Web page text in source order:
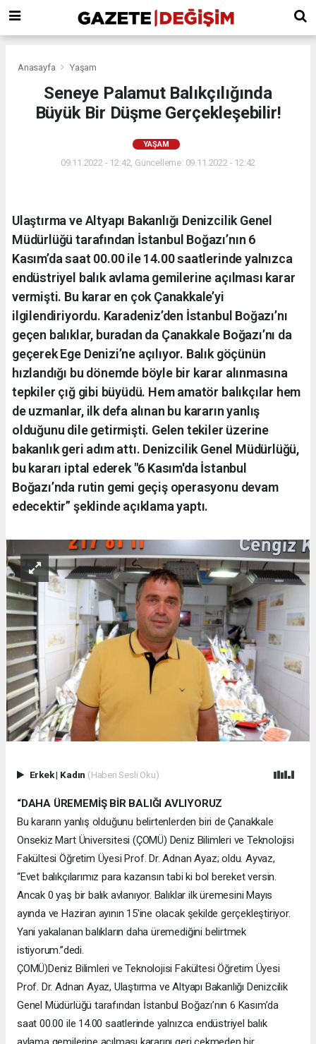
Anasayfa Yaşam
Seneye Palamut Balıkçılığında
Büyük Bir Düşme Gerçekleşebilir!
YAŞAM
09.11.2022 - 12:42, Güncelleme: 09.11.2022 - 12:42
Ulaştırma ve Altyapı Bakanlığı Denizcilik Genel
Müdürlüğü tarafından İstanbul Boğazı’nın 6
Kasım’da saat 00.00 ile 14.00 saatlerinde yalnızca
endüstriyel balık avlama gemilerine açılması karar
vermişti. Bu karar en çok Çanakkale’yi
ilgilendiriyordu. Karadeniz’den İstanbul Boğazı’nı
geçen balıklar, buradan da Çanakkale Boğazı’nı da
geçerek Ege Denizi’ne açılıyor. Balık göçünün
hızlandığı bu dönemde böyle bir karar alınmasına
tepkiler çığ gibi büyüdü. Hem amatör balıkçılar hem
de uzmanlar, ilk defa alınan bu kararın yanlış
olduğunu dile getirmişti. Gelen tekiler üzerine
bakanlık geri adım attı. Denizcilik Genel Müdürlüğü,
bu kararı iptal ederek "6 Kasım'da İstanbul
Boğazı’nda rutin gemi geçiş operasyonu devam
edecektir” şeklinde açıklama yaptı.
Erkek| Kadın (Haberi Sesli Oku)
“DAHA ÜREMEMİŞ BİR BALIĞI AVLIYORUZ
Bu kararın yanlış olduğunu belirtenlerden biri de Çanakkale
Onsekiz Mart Üniversitesi (ÇOMÜ) Deniz Bilimleri ve Teknolojisi
Fakültesi Öğretim Üyesi Prof. Dr. Adnan Ayaz; oldu. Ayvaz,
“Evet balıkçılarımız para kazansın tabi ki bol bereket versin.
Ancak 0 yaş bir balık avlanıyor. Balıklar ilk üremesini Mayıs
ayında ve Haziran ayının 15'ine olacak şekilde gerçekleştiriyor.
Yani yakalanan balıkların daha üremediğini belirtmek
istiyorum.’’dedi.
ÇOMÜ)Deniz Bilimleri ve Teknolojisi Fakültesi Öğretim Üyesi
Prof. Dr. Adnan Ayaz, Ulaştırma ve Altyapı Bakanlığı Denizcilik
Genel Müdürlüğü tarafından İstanbul Boğazı’nın 6 Kasım’da
saat 00.00 ile 14.00 saatlerinde yalnızca endüstriyel balık